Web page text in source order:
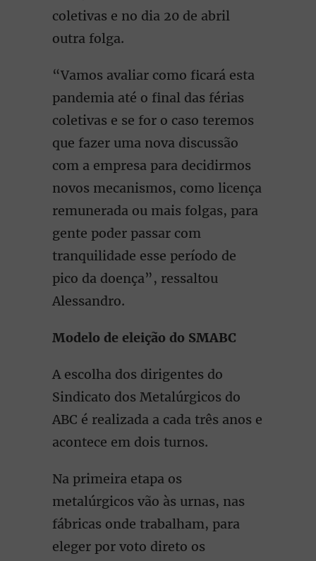
coletivas e no dia 20 de abril
outra folga.
“Vamos avaliar como ficará esta
pandemia até o final das férias
coletivas e se for o caso teremos
que fazer uma nova discussão
com a empresa para decidirmos
novos mecanismos, como licença
remunerada ou mais folgas, para
gente poder passar com
tranquilidade esse período de
pico da doença”, ressaltou
Alessandro.
Modelo de eleição do SMABC
A escolha dos dirigentes do
Sindicato dos Metalúrgicos do
ABC é realizada a cada três anos e
acontece em dois turnos.
Na primeira etapa os
metalúrgicos vão às urnas, nas
fábricas onde trabalham, para
eleger por voto direto os